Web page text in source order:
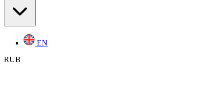
EN
RUB